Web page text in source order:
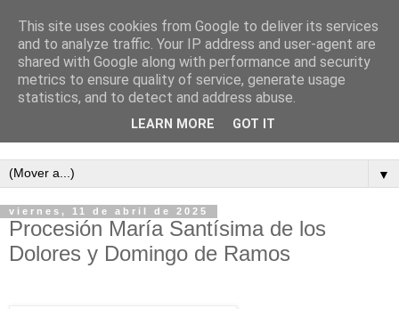
Semanario independiente de Calañas
▼
viernes, 11 de abril de 2025
Procesión María Santísima de los
Dolores y Domingo de Ramos
This site uses cookies from Google to deliver its services
and to analyze traffic. Your IP address and user-agent are
shared with Google along with performance and security
metrics to ensure quality of service, generate usage
statistics, and to detect and address abuse.
LEARN MORE GOT IT